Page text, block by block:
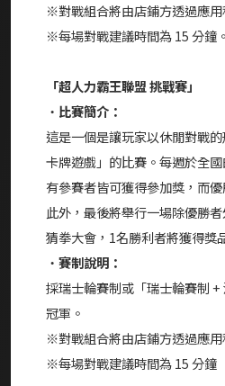
※對戰組合將由店鋪方透過應用
※每場對戰建議時間為 15 分鐘。
「超人力霸王聯盟 挑戰賽」
・ 比賽簡介：
這是一個是讓玩家以休閒對戰
卡牌遊戲」的比賽。每週於全
有參賽者皆可獲得參加獎，而
此外，最後將舉行一場除優勝
猜拳大會，1名勝利者將獲得獎
・ 賽制說明：
採瑞士輪賽制或「瑞士輪賽制
冠軍。
※對戰組合將由店鋪方透過應用
※每場對戰建議時間為 15 分鐘